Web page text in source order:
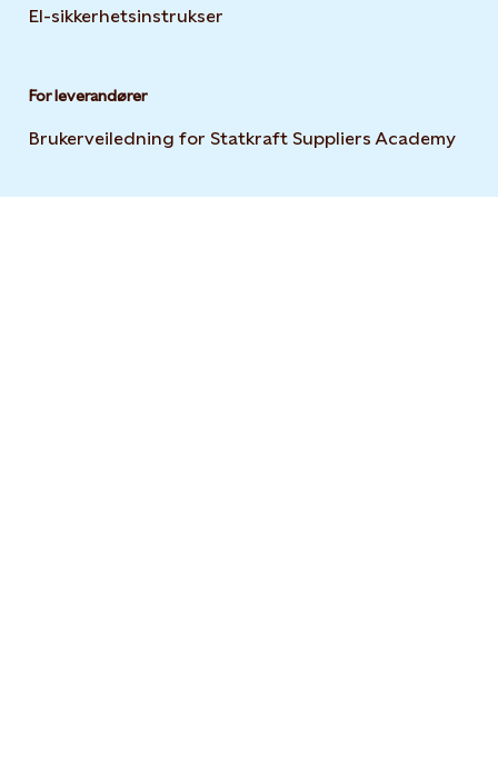
El-sikkerhetsinstrukser
For leverandører
Brukerveiledning for Statkraft Suppliers Academy